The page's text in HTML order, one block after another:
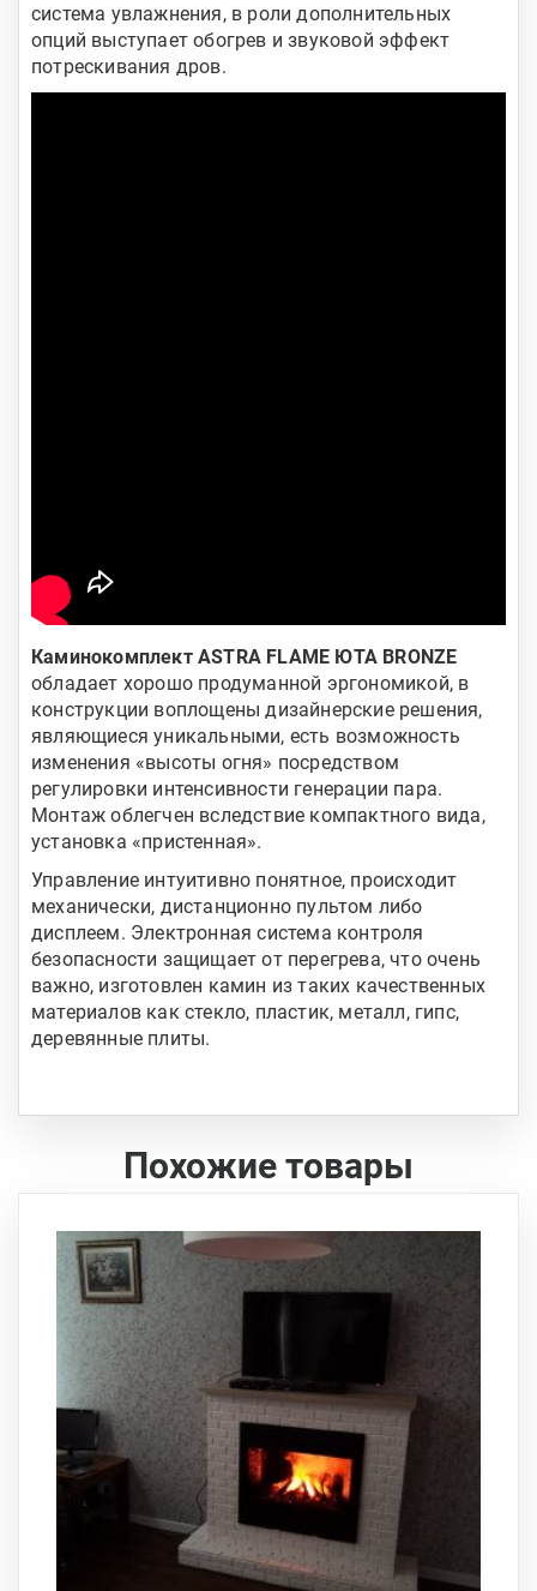
система увлажнения, в роли дополнительных
опций выступает обогрев и звуковой эффект
потрескивания дров.
Каминокомплект ASTRA FLAME ЮТА BRONZE
обладает хорошо продуманной эргономикой, в
конструкции воплощены дизайнерские решения,
являющиеся уникальными, есть возможность
изменения «высоты огня» посредством
регулировки интенсивности генерации пара.
Монтаж облегчен вследствие компактного вида,
установка «пристенная».
Управление интуитивно понятное, происходит
механически, дистанционно пультом либо
дисплеем. Электронная система контроля
безопасности защищает от перегрева, что очень
важно, изготовлен камин из таких качественных
материалов как стекло, пластик, металл, гипс,
деревянные плиты.
Похожие товары